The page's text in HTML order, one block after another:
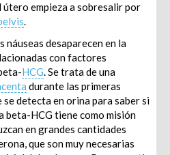
útero empieza a sobresalir por
.
náuseas desaparecen en la
con factores
HCG. Se trata de una
durante las primeras
se detecta en orina para saber si
beta-HCG tiene como misión
en grandes cantidades
que son muy necesarias